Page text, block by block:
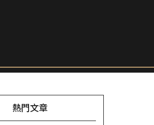
熱門文章